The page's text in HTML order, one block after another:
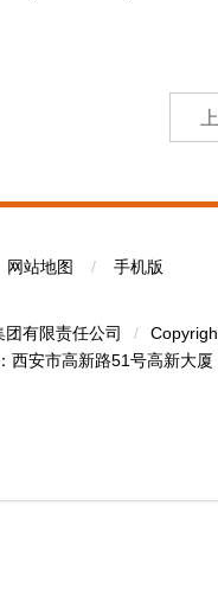
网站地图 / 手机版
有限责任公司 /
西安市高新路51号高新大厦